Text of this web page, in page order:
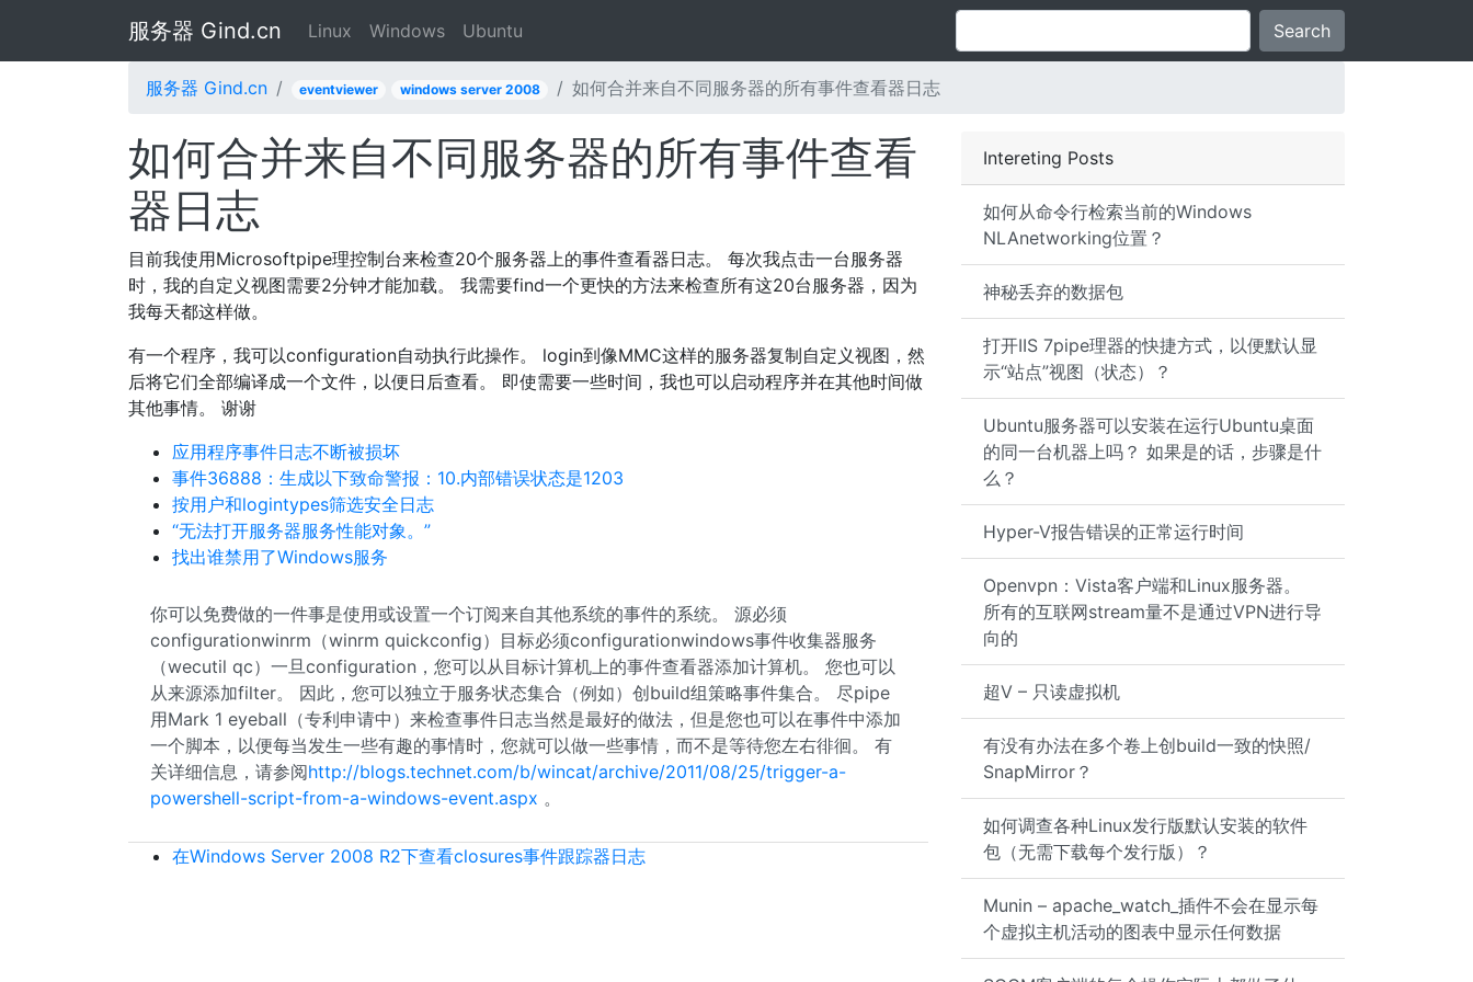
服务器 Gind.cn Linux Windows Ubuntu Search
服务器 Gind.cn eventviewer windows server 2008 如何合并来自不同服务器的所有事件查看器日志
Intereting Posts
如何从命令行检索当前的Windows
NLAnetworking位置？
神秘丢弃的数据包
打开IIS 7pipe理器的快捷方式，以便默认显
示“站点”视图（状态）？
Ubuntu服务器可以安装在运行Ubuntu桌面
的同一台机器上吗？ 如果是的话，步骤是什
么？
Hyper-V报告错误的正常运行时间
Openvpn：Vista客户端和Linux服务器。
所有的互联网stream量不是通过VPN进行导
向的
超V – 只读虚拟机
有没有办法在多个卷上创build一致的快照/
SnapMirror？
如何调查各种Linux发行版默认安装的软件
包（无需下载每个发行版）？
Munin – apache_watch_插件不会在显示每
个虚拟主机活动的图表中显示任何数据
如何合并来自不同服务器的所有事件查看
器日志
目前我使用Microsoftpipe理控制台来检查20个服务器上的事件查看器日志。 每次我点击一台服务器
时，我的自定义视图需要2分钟才能加载。 我需要find一个更快的方法来检查所有这20台服务器，因为
我每天都这样做。
有一个程序，我可以configuration自动执行此操作。 login到像MMC这样的服务器复制自定义视图，然
后将它们全部编译成一个文件，以便日后查看。 即使需要一些时间，我也可以启动程序并在其他时间做
其他事情。 谢谢
应用程序事件日志不断被损坏
事件36888：生成以下致命警报：10.内部错误状态是1203
按用户和logintypes筛选安全日志
“无法打开服务器服务性能对象。”
找出谁禁用了Windows服务
你可以免费做的一件事是使用或设置一个订阅来自其他系统的事件的系统。 源必须
configurationwinrm（winrm quickconfig）目标必须configurationwindows事件收集器服务
（wecutil qc）一旦configuration，您可以从目标计算机上的事件查看器添加计算机。 您也可以
从来源添加filter。 因此，您可以独立于服务状态集合（例如）创build组策略事件集合。 尽pipe
用Mark 1 eyeball（专利申请中）来检查事件日志当然是最好的做法，但是您也可以在事件中添加
一个脚本，以便每当发生一些有趣的事情时，您就可以做一些事情，而不是等待您左右徘徊。 有
关详细信息，请参阅http://blogs.technet.com/b/wincat/archive/2011/08/25/trigger-a-
powershell-script-from-a-windows-event.aspx 。
在Windows Server 2008 R2下查看closures事件跟踪器日志